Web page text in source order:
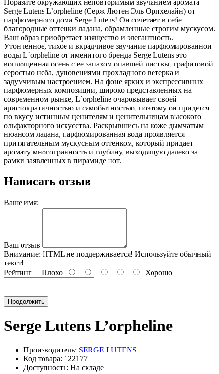
Поразите окружающих неповторимым звучанием аромата
Serge Lutens L’orpheline (Серж Лютен Эль Орпхелайн) от
парфюмерного дома Serge Lutens! Он сочетает в себе
благородные оттенки ладана, обрамленные строгим мускусом.
Ваш образ приобретает изящество и элегантность.
Утонченное, тихое и вкрадчивое звучание парфюмированной
воды L`orpheline от именитого бренда Serge Lutens это
воплощенная осень с ее запахом опавшей листвы, графитовой
серостью неба, дуновениями прохладного ветерка и
задумчивым настроением. На фоне ярких и экспрессивных
парфюмерных композиций, широко представленных на
современном рынке, L`orpheline очаровывает своей
аристократичностью и самобытностью, поэтому он придется
по вкусу истинным ценителям и ценительницам высокого
ольфакторного искусства. Раскрывшись на коже дымчатым
нюансом ладана, парфюмированная вода проявляется
притягательным мускусным оттенком, который придает
аромату многогранность и глубину, выходящую далеко за
рамки заявленных в пирамиде нот.
Написать отзыв
Ваше имя:
Ваш отзыв
Внимание: HTML не поддерживается! Используйте обычный
текст!
Рейтинг Плохо Хорошо
Продолжить
Serge Lutens L’orpheline
Производитель: SERGE LUTENS
Код товара: 122177
Доступность: На складе